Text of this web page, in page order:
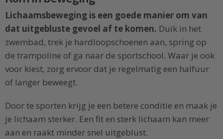
Lichaamsbeweging is een goede manier om van
dat uitgebluste gevoel af te komen. Duik in het
zwembad, trek je hardloopschoenen aan, spring op
de trampoline of ga naar de sportschool. Waar je ook
voor kiest, zorg ervoor dat je regelmatig een halfuur
of langer beweegt.
Door te sporten krijg je een betere conditie en maak je
je lichaam sterker. Een fit en sterk lichaam kan meer
aan en raakt minder snel uitgeblust.